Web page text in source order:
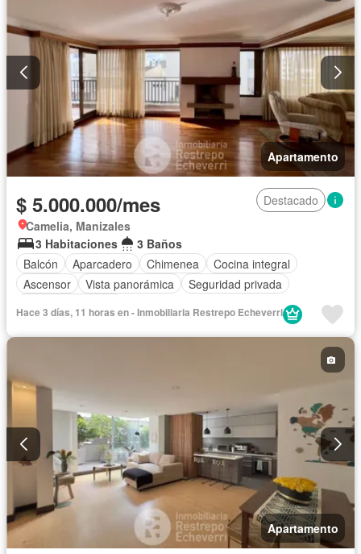
Apartamento
$ 5.000.000/mes
Destacado
Camelia, Manizales
3 Habitaciones
3 Baños
Balcón
Aparcadero Chimenea
Cocina integral
Ascensor
Vista panorámica
Seguridad privada
Hace 3 días, 11 horas en - Inmobiliaria Restrepo Echeverri
Apartamento